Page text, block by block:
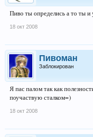
Пиво ты определись а то ты и
18 окт 2008
Пивоман
Заблокирован
Я пас палом так как
поучаствую сталком=)
18 окт 2008